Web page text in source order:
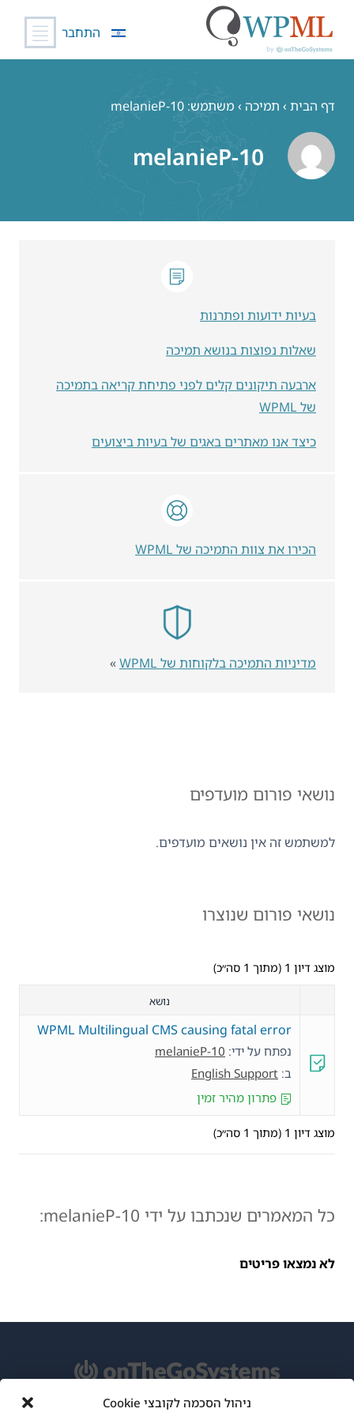
ניהול הסכמה לקובצי Cookie
התחבר
דף הבית › תמיכה › משתמש: melanieP-10
melanieP-10
נושאי פורום מועדפים
למשתמש זה אין נושאים מועדפים.
נושאי פורום שנוצרו
מוצג דיון 1 (מתוך 1 סה״כ)
נושא
WPML Multilingual CMS causing fatal error
נפתח על ידי: melanieP-10
ב: English Support
פתרון מהיר זמין
מוצג דיון 1 (מתוך 1 סה״כ)
כל המאמרים שנכתבו על ידי melanieP-10:
לא נמצאו פריטים
בעיות ידועות ופתרנות
שאלות נפוצות בנושא תמיכה
ארבעה תיקונים קלים לפני פתיחת קריאה בתמיכה
של WPML
כיצד אנו מאתרים באגים של בעיות ביצועים
הכירו את צוות התמיכה של WPML
מדיניות התמיכה בלקוחות של WPML »